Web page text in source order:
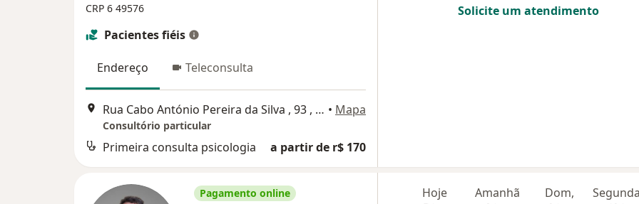
CRP 6 49576
Pacientes fiéis
Endereço Teleconsulta
Rua Cabo António Pereira da Silva , 93 , sala 03., Guarulhos • Mapa
Consultório particular
Primeira consulta psicologia a partir de r$ 170
Solicite um atendimento
Pagamento online
Hoje Amanhã Dom,